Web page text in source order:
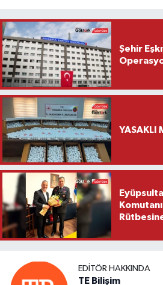
Şehir
YASAKLI
EDITÖR HAKKINDA
TE Bilişim